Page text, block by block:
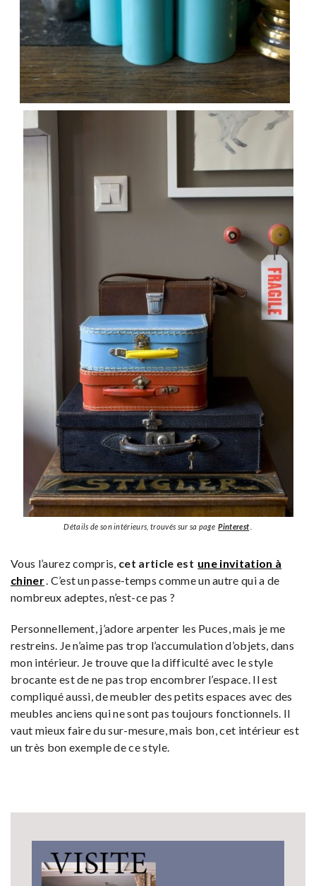
Détails de son intérieurs, trouvés sur sa page Pinterest
Vous l’aurez compris, cet article est une invitation à
chiner . C’est un passe-temps comme un autre qui a de
nombreux adeptes, n’est-ce pas ?
Personnellement, j’adore arpenter les Puces, mais je me
restreins. Je n’aime pas trop l’accumulation d’objets, dans
mon intérieur. Je trouve que la difficulté avec le style
brocante est de ne pas trop encombrer l’espace. Il est
compliqué aussi, de meubler des petits espaces avec des
meubles anciens qui ne sont pas toujours fonctionnels. Il
vaut mieux faire du sur-mesure, mais bon, cet intérieur est
un très bon exemple de ce style.